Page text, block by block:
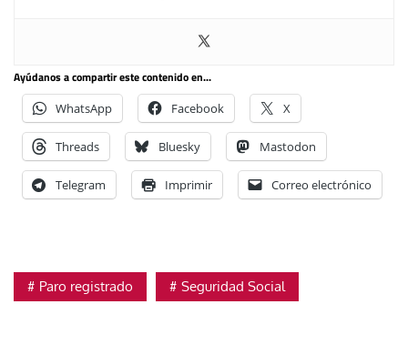
Ayúdanos a compartir este contenido en...
WhatsApp Facebook X
Threads Bluesky Mastodon
Telegram Imprimir Correo electrónico
Paro registrado Seguridad Social